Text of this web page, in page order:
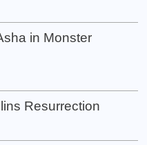
in Monster
Resurrection